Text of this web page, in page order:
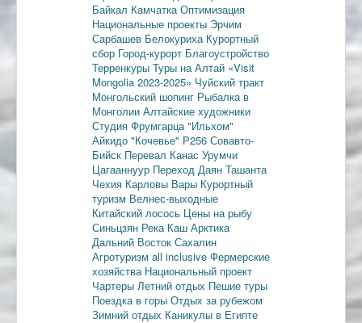
Байкал Камчатка Оптимизация
Национальные проекты Эрчим
Сарбашев Белокуриха Курортный
сбор Город-курорт Благоустройство
Терренкуры Туры на Алтай «Visit
Mongolia 2023-2025» Чуйский тракт
Монгольский шопинг Рыбалка в
Монголии Алтайские художники
Студия Фрумгарца "Ильхом"
Айкидо "Кочевье" Р256 Совавто-
Бийск Перевал Канас Урумчи
Цагааннуур Переход Даян Ташанта
Чехия Карловы Вары Курортный
туризм Велнес-выходные
Китайский лосось Цены на рыбу
Синьцзян Река Каш Арктика
Дальний Восток Сахалин
Агротуризм all inclusive Фермерские
хозяйства Национальный проект
Чартеры Летний отдых Пешие туры
Поездка в горы Отдых за рубежом
Зимний отдых Каникулы в Египте